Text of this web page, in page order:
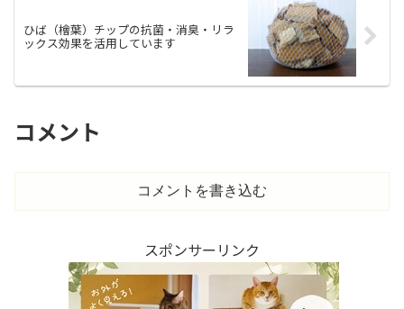
ひば（檜葉）チップの抗菌・消臭・リラ
ックス効果を活用しています
コメント
コメントを書き込む
スポンサーリンク